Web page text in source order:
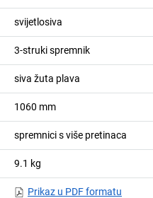
svijetlosiva
3-struki spremnik
siva žuta plava
1060 mm
spremnici s više pretinaca
9.1 kg
Prikaz u PDF formatu